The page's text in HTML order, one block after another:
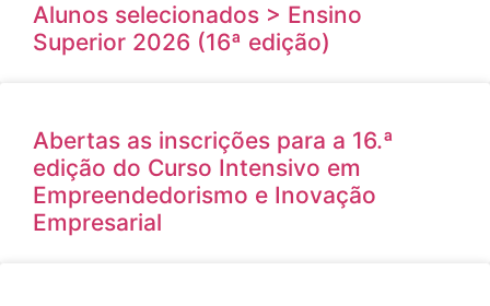
Alunos selecionados > Ensino
Superior 2026 (16ª edição)
Abertas as inscrições para a 16.ª
edição do Curso Intensivo em
Empreendedorismo e Inovação
Empresarial